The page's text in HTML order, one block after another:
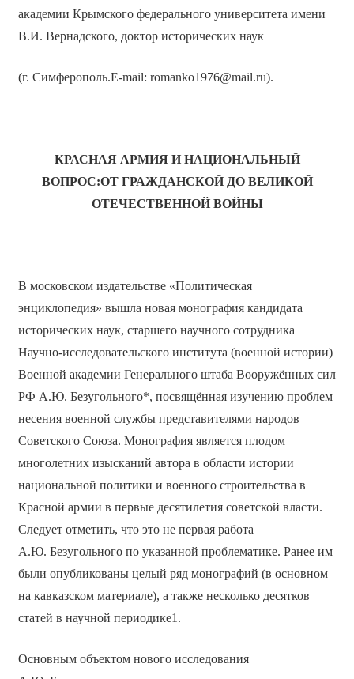
академии Крымского федерального университета имени
В.И. Вернадского, доктор исторических наук
(г. Симферополь.E-mail: romanko1976@mail.ru).
КРАСНАЯ АРМИЯ И НАЦИОНАЛЬНЫЙ
ВОПРОС:ОТ ГРАЖДАНСКОЙ ДО ВЕЛИКОЙ
ОТЕЧЕСТВЕННОЙ ВОЙНЫ
В московском издательстве «Политическая
энциклопедия» вышла новая монография кандидата
исторических наук, старшего научного сотрудника
Научно-исследовательского института (военной истории)
Военной академии Генерального штаба Вооружённых сил
РФ А.Ю. Безугольного*, посвящённая изучению проблем
несения военной службы представителями народов
Советского Союза. Монография является плодом
многолетних изысканий автора в области истории
национальной политики и военного строительства в
Красной армии в первые десятилетия советской власти.
Следует отметить, что это не первая работа
А.Ю. Безугольного по указанной проблематике. Ранее им
были опубликованы целый ряд монографий (в основном
на кавказском материале), а также несколько десятков
статей в научной периодике1.
Основным объектом нового исследования